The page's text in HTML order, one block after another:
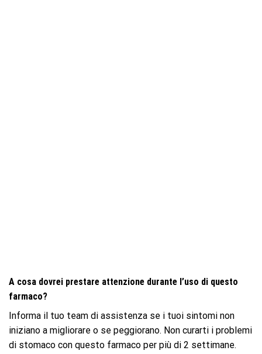
A cosa dovrei prestare attenzione durante l’uso di questo
farmaco?
Informa il tuo team di assistenza se i tuoi sintomi non
iniziano a migliorare o se peggiorano. Non curarti i problemi
di stomaco con questo farmaco per più di 2 settimane.